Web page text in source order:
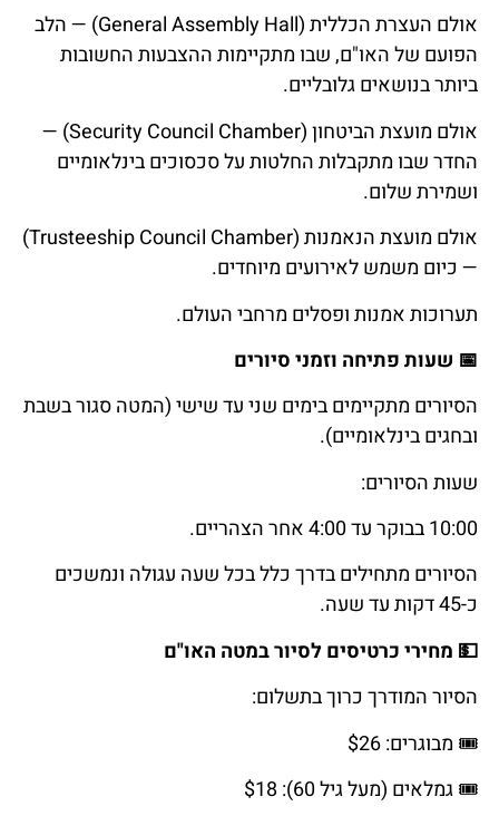
אולם העצרת הכללית (General Assembly Hall) — הלב
הפועם של האו"ם, שבו מתקיימות ההצבעות החשובות
ביותר בנושאים גלובליים.
אולם מועצת הביטחון (Security Council Chamber) —
החדר שבו מתקבלות החלטות על סכסוכים בינלאומיים
ושמירת שלום.
אולם מועצת הנאמנות (Trusteeship Council Chamber)
— כיום משמש לאירועים מיוחדים.
תערוכות אמנות ופסלים מרחבי העולם.
📅 שעותפתיחה וזמניסיורים
הסיורים מתקיימים בימים שני עד שישי (המטה סגור בשבת
ובחגים בינלאומיים).
שעות הסיורים:
10:00 בבוקר עד 4:00 אחר הצהריים.
הסיורים מתחילים בדרך כלל בכל שעה עגולה ונמשכים
כ-45 דקות עד שעה.
💵 מחיריכרטיסיםלסיורבמטה האו"ם
הסיור המודרך כרוך בתשלום:
🎟️ מבוגרים: $26
🎟️גמלאים (מעלגיל60): $18